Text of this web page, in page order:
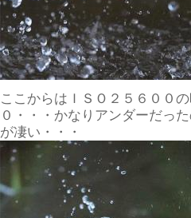
ここからはＩＳＯ２５６００
０・・・かなりアンダーだっ
が凄い・・・